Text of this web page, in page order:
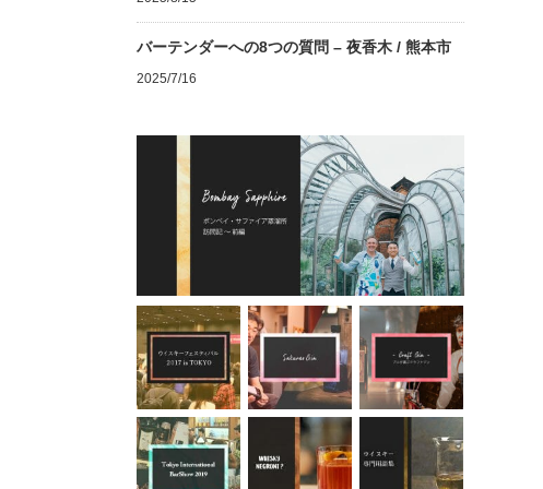
バーテンダーへの8つの質問 – 夜香木 / 熊本市
2025/7/16